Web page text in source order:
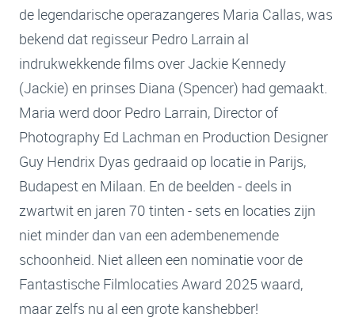
de legendarische operazangeres Maria Callas, was
bekend dat regisseur Pedro Larrain al
indrukwekkende films over Jackie Kennedy
(Jackie) en prinses Diana (Spencer) had gemaakt.
Maria werd door Pedro Larrain, Director of
Photography Ed Lachman en Production Designer
Guy Hendrix Dyas gedraaid op locatie in Parijs,
Budapest en Milaan. En de beelden - deels in
zwartwit en jaren 70 tinten - sets en locaties zijn
niet minder dan van een adembenemende
schoonheid. Niet alleen een nominatie voor de
Fantastische Filmlocaties Award 2025 waard,
maar zelfs nu al een grote kanshebber!